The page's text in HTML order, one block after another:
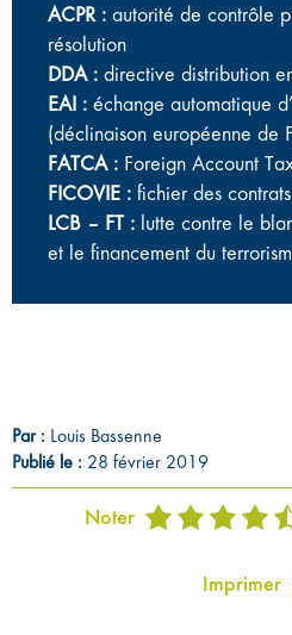
ACPR : autorité de contrôle
résolution
DDA : directive distribution
EAI : échange automatique
(déclinaison européenne de
FATCA : Foreign Account
FICOVIE : fichier des
LCB – FT : lutte contre le
et le financement du
Par : Louis Bassenne
Publié le : 28 février 2019
Noter
Imprimer